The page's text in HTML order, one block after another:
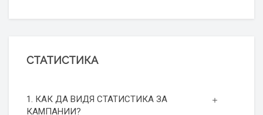
СТАТИСТИКА
1. КАК ДА ВИДЯ СТАТИСТИКА ЗА
КАМПАНИИ?